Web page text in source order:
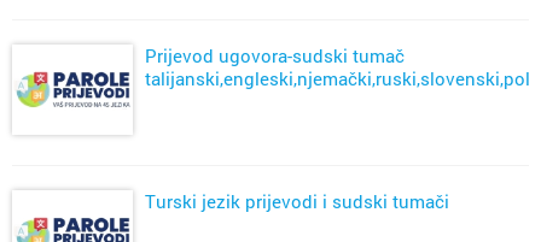
Prijevod ugovora-sudski tumač
Turski jezik prijevodi i sudski tumači